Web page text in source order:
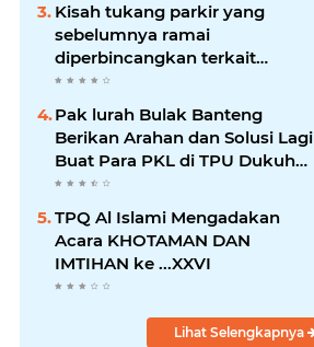
Kisah tukang parkir yang
sebelumnya ramai
diperbincangkan terkait
persoalan parkir gratis di
sebuah minimarket di Bekasi
kini memasuki babak baru.
Pak lurah Bulak Banteng
Berikan Arahan dan Solusi Lagi
Buat Para PKL di TPU Dukuh
Bulak Banteng Surabaya
TPQ Al Islami Mengadakan
Acara KHOTAMAN DAN
IMTIHAN ke ...XXVI
Lihat Selengkapnya